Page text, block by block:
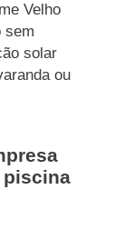
Velho
sem
solar
ou
piscina